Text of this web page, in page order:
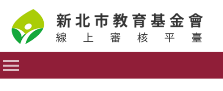
首頁
最新消息
最新法規